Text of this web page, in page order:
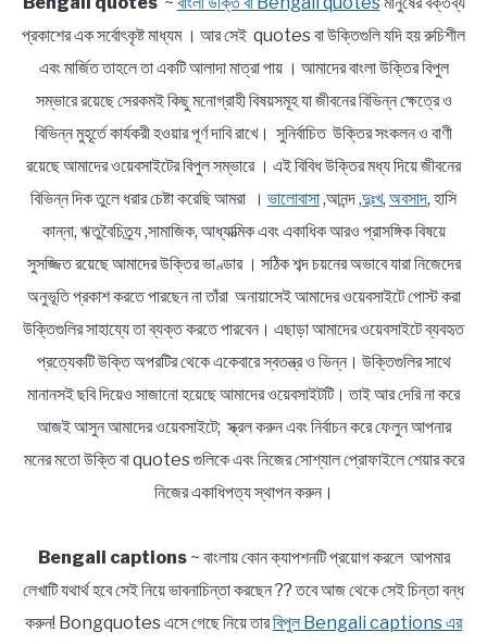
প্রকাশের এক সর্বোৎকৃষ্ট মাধ্যম । আর সেই quotes বা উক্তিগুলি যদি হয় রুচিশীল
এবং মার্জিত তাহলে তা একটি আলাদা মাত্রা পায় । আমাদের বাংলা উক্তির বিপুল
সম্ভারে রয়েছে সেরকমই কিছু মনোগ্রাহী বিষয়সমূহ যা জীবনের বিভিন্ন ক্ষেত্রে ও
বিভিন্ন মুহূর্তে কার্যকরী হওয়ার পূর্ণ দাবি রাখে। সুনির্বাচিত উক্তির সংকলন ও বাণী
রয়েছে আমাদের ওয়েবসাইটের বিপুল সম্ভারে । এই বিবিধ উক্তির মধ্য দিয়ে জীবনের
বিভিন্ন দিক তুলে ধরার চেষ্টা করেছি আমরা । ভালোবাসা,আনন্দ ,দুঃখ, অবসাদ, হাসি
কান্না, ঋতুবৈচিত্র্য ,সামাজিক, আধ্যাত্মিক এবং একাধিক আরও প্রাসঙ্গিক বিষয়ে
সুসজ্জিত রয়েছে আমাদের উক্তির ভাণ্ডার । সঠিক শব্দ চয়নের অভাবে যারা নিজেদের
অনুভূতি প্রকাশ করতে পারছেন না তাঁরা অনায়াসেই আমাদের ওয়েবসাইটে পোস্ট করা
উক্তিগুলির সাহায্যে তা ব্যক্ত করতে পারবেন। এছাড়া আমাদের ওয়েবসাইটে ব্যবহৃত
প্রত্যেকটি উক্তি অপরটির থেকে একেবারে স্বতন্ত্র ও ভিন্ন। উক্তিগুলির সাথে
মানানসই ছবি দিয়েও সাজানো হয়েছে আমাদের ওয়েবসাইটটি। তাই আর দেরি না করে
আজই আসুন আমাদের ওয়েবসাইটে; স্ক্রল করুন এবং নির্বাচন করে ফেলুন আপনার
মনের মতো উক্তি বা quotes গুলিকে এবং নিজের সোশ্যাল প্রোফাইলে শেয়ার করে
নিজের একাধিপত্য স্থাপন করুন।
Bengali captions~ বাংলায় কোন ক্যাপশনটি প্রয়োগ করলে আপমার
লেখাটি যথার্থ হবে সেই নিয়ে ভাবনাচিন্তা করছেন ?? তবে আজ থেকে সেই চিন্তা বন্ধ
করুন! Bongquotes এসে গেছে নিয়ে তারবিপুল Bengali captions এর